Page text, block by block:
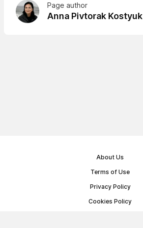
Page author
Anna Pivtorak Kostyuk
About Us
Terms of Use
Privacy Policy
Cookies Policy